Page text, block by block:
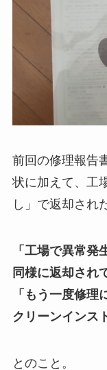
前回の修理報告
状に加えて、工
し」で返却され
「工場で異常
同様に返却され
「もう一度修
クリーンインス
とのこと。